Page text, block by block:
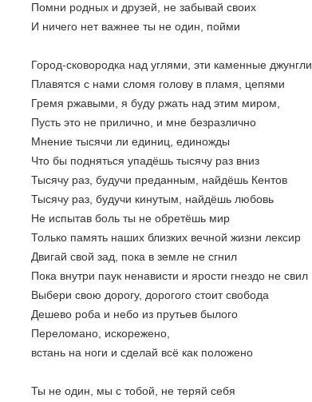
Помни родных и друзей, не забывай своих
И ничего нет важнее ты не один, пойми
Город-сковородка над углями, эти каменные джунгли
Плавятся с нами сломя голову в пламя, цепями
Гремя ржавыми, я буду ржать над этим миром,
Пусть это не прилично, и мне безразлично
Мнение тысячи ли единиц, единожды
Что бы подняться упадёшь тысячу раз вниз
Тысячу раз, будучи преданным, найдёшь Кентов
Тысячу раз, будучи кинутым, найдёшь любовь
Не испытав боль ты не обретёшь мир
Только память наших близких вечной жизни лексир
Двигай свой зад, пока в земле не сгнил
Пока внутри паук ненависти и ярости гнездо не свил
Выбери свою дорогу, дорогого стоит свобода
Дешево роба и небо из прутьев былого
Переломано, искорежено,
встань на ноги и сделай всё как положено
Ты не один, мы с тобой, не теряй себя